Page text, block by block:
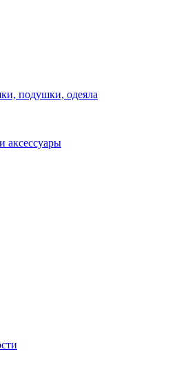
подушки, одеяла
аксессуары